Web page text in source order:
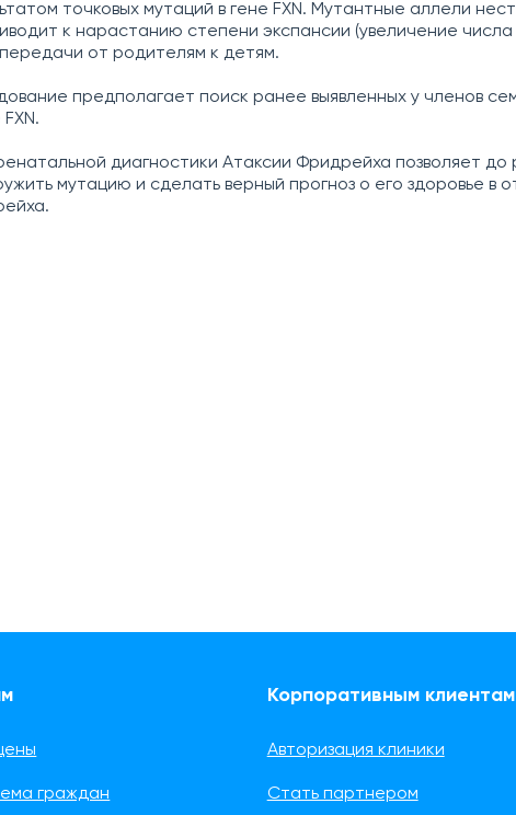
точковых мутаций в гене FXN. Мутантные аллели
к нарастанию степени экспансии (увеличение числа
от родителям к детям.
предполагает поиск ранее выявленных у членов
диагностики Атаксии Фридрейха позволяет до
мутацию и сделать верный прогноз о его здоровье в
граждан
Корпоративным клиентам
Авторизация клиники
Стать партнером